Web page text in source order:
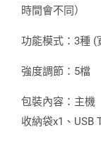
時間會不同）
功能模式：3種 (
強度調節：5檔
包裝內容：主機
收納袋x1、USB